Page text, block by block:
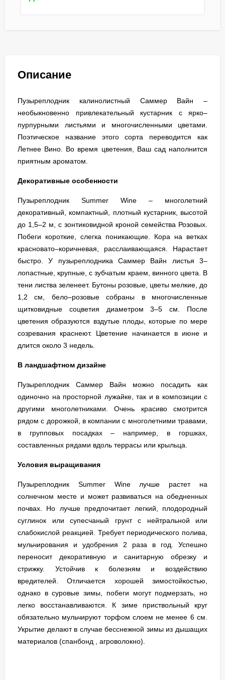
Описание
Пузыреплодник калинолистный Саммер Вайн –
необыкновенно привлекательный кустарник с ярко–
пурпурными листьями и многочисленными цветами.
Поэтическое название этого сорта переводится как
Летнее Вино. Во время цветения, Ваш сад наполнится
приятным ароматом.
Декоративные особенности
Пузыреплодник Summer Wine – многолетний
декоративный, компактный, плотный кустарник, высотой
до 1,5–2 м, с зонтиковидной кроной семейства Розовых.
Побеги короткие, слегка поникающие. Кора на ветках
красновато–коричневая, расслаивающаяся. Нарастает
быстро. У пузыреплодника Саммер Вайн листья 3–
лопастные, крупные, с зубчатым краем, винного цвета. В
тени листва зеленеет. Бутоны розовые, цветы мелкие, до
1,2 см, бело–розовые собраны в многочисленные
щитковидные соцветия диаметром 3–5 см. После
цветения образуются вздутые плоды, которые по мере
созревания краснеют. Цветение начинается в июне и
длится около 3 недель.
В ландшафтном дизайне
Пузыреплодник Саммер Вайн можно посадить как
одиночно на просторной лужайке, так и в композиции с
другими многолетниками. Очень красиво смотрится
рядом с дорожкой, в компании с многолетними травами,
в групповых посадках – например, в горшках,
составленных рядами вдоль террасы или крыльца.
Условия выращивания
Пузыреплодник Summer Wine лучше растет на
солнечном месте и может развиваться на обедненных
почвах. Но лучше предпочитает легкий, плодородный
суглинок или супесчаный грунт с нейтральной или
слабокислой реакцией. Требует периодического полива,
мульчирования и удобрения 2 раза в год. Успешно
переносит декоративную и санитарную обрезку и
стрижку. Устойчив к болезням и воздействию
вредителей. Отличается хорошей зимостойкостью,
однако в суровые зимы, побеги могут подмерзать, но
легко восстанавливаются. К зиме приствольный круг
обязательно мульчируют торфом слоем не менее 6 см.
Укрытие делают в случае бесснежной зимы из дышащих
материалов (спанбонд , агроволокно).